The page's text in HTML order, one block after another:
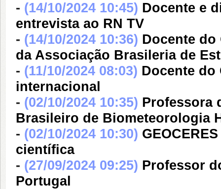
- (14/10/2024 10:45) Docente e
entrevista ao RN TV
- (14/10/2024 10:36) Docente do
da Associação Brasileria de
- (11/10/2024 08:03) Docente do
internacional
- (02/10/2024 10:35) Professora
Brasileiro de Biometeorologia
- (02/10/2024 10:30)
científica
- (27/09/2024 09:25) Professor
Portugal